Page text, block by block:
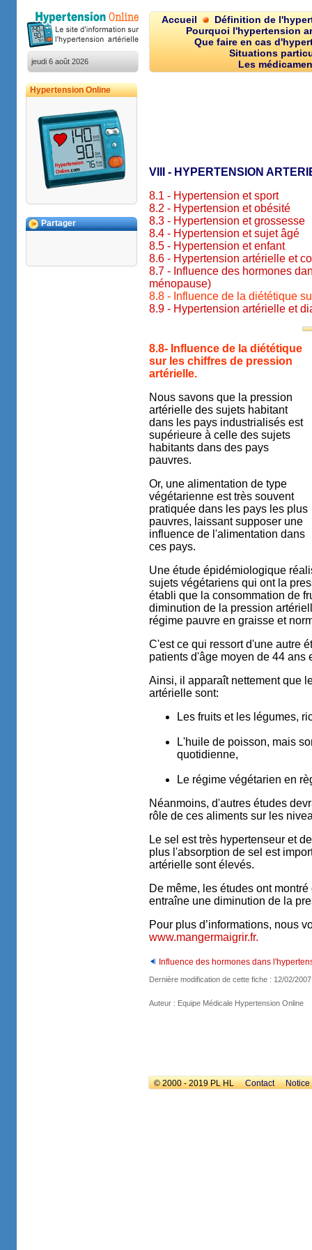
Accueil
Définition de
Pourquoi l'hypertension
Que faire en cas
Situations
Les
jeudi 6 août 2026
Hypertension Online
Partager
VIII - HYPERTENSION
8.1 - Hypertension et sport
8.2 - Hypertension et obésité
8.3 - Hypertension et grossesse
8.4 - Hypertension et sujet âgé
8.5 - Hypertension et enfant
8.6 - Hypertension artérielle et
8.7 - Influence des hormones
ménopause)
8.8 - Influence de la diététique
8.9 - Hypertension artérielle et
8.8- Influence de la diététique
sur les chiffres de pression
artérielle.
Nous savons que la pression
artérielle des sujets habitant
dans les pays industrialisés est
supérieure à celle des sujets
habitants dans des pays
pauvres.
Or, une alimentation de type
végétarienne est très souvent
pratiquée dans les pays les plus
pauvres, laissant supposer une
influence de l'alimentation dans
ces pays.
Une étude épidémiologique
sujets végétariens qui ont la
établi que la consommation de
diminution de la pression
régime pauvre en graisse et
C'est ce qui ressort d'une autre
patients d'âge moyen de 44 ans
Ainsi, il apparaît nettement que
artérielle sont:
Les fruits et les légumes,
L'huile de poisson, mais
quotidienne,
Le régime végétarien en
Néanmoins, d'autres études
rôle de ces aliments sur les
Le sel est très hypertenseur et
plus l'absorption de sel est
artérielle sont élevés.
De même, les études ont
entraîne une diminution de la
Pour plus d’informations, nous
www.mangermaigrir.fr.
Influence des hormones dans
Dernière modification de cette fiche : 12/02/2007
Auteur : Equipe Médicale Hypertension Online
© 2000 - 2019 PL HL Contact Notice